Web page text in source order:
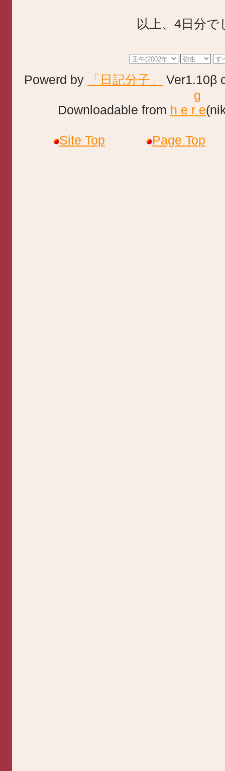
以上、4日分で
Powerd by 「日記分子」
Ver1.10β
g
Downloadable from h e r e
Site Top Page Top